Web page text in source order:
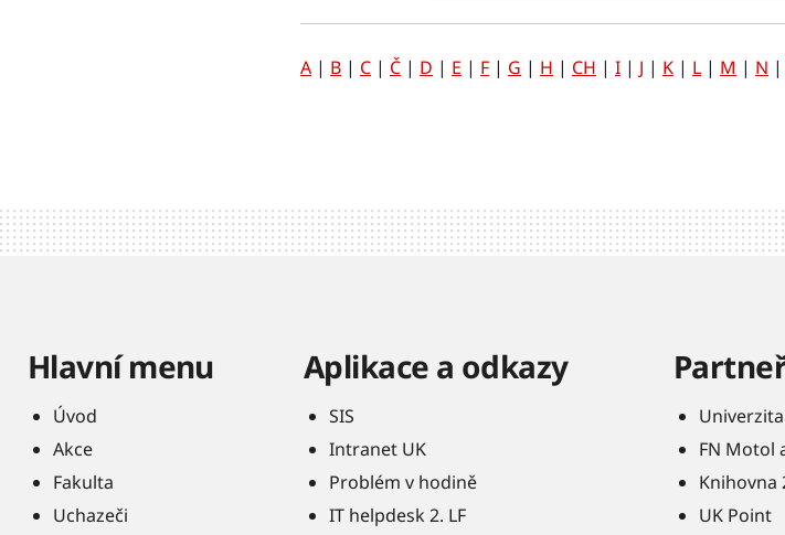
A | B | C | Č | D | E | F | G | H | CH | I | J | K | L | M | N |
Hlavní menu
Úvod
Akce
Fakulta
Uchazeči
Aplikace a odkazy
SIS
Intranet UK
Problém v hodině
IT helpdesk 2. LF
FN Motol
Knihovna
UK Point